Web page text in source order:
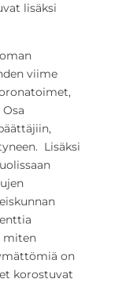
lisäksi
viime
Lisäksi
miten
on
korostuvat